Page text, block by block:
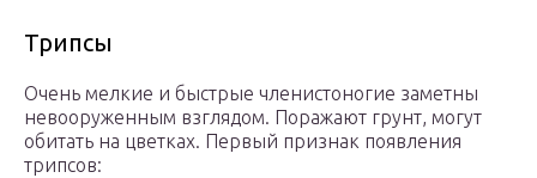
Трипсы
Очень мелкие и быстрые членистоногие заметны
невооруженным взглядом. Поражают грунт, могут
обитать на цветках. Первый признак появления
трипсов: